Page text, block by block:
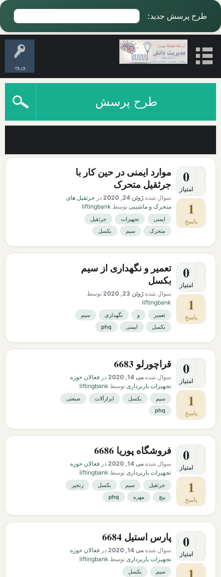
طرح پرسش جدید:
ورود
طرح پرسش
0
امتیاز
1
پاسخ
موارد ايمنی در حين كار با
جرثقيل متحرک
سوال شده ژوئن 24, 2020 در جرثقیل های
متحرک و ماشینی توسط liftingbank
ایمنی تجهیزات
جرثقیل
متحرک
سیم بکسل
0
امتیاز
1
پاسخ
تعمیر و نگهداری از سیم
بکسل
سوال شده ژوئن 23, 2020
توسط
liftingbank
تعمیر و نگهداری
سیم
بکسل
ایمنی phq
0
امتیاز
1
پاسخ
قراچورلو 6683
سوال شده می 14, 2020 در فعالان حوزه
تجهیزات باربرداری توسط liftingbank
سیم بکسل ابزارآلات
صنعتی
phq
0
امتیاز
1
پاسخ
فروشگاه پوریا 6686
سوال شده می 14, 2020 در فعالان حوزه
تجهیزات باربرداری توسط liftingbank
جرثقیل سیم بکسل
زنجیر
پیچ
مهره phq
0
امتیاز
پارس استیل 6684
سوال شده می 14, 2020 در فعالان حوزه
تجهیزات باربرداری توسط liftingbank
سیم بکسل